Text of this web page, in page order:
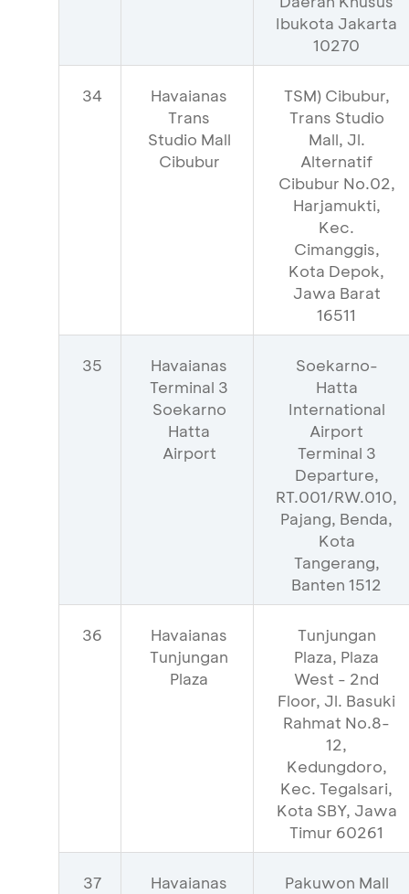
Ibukota Jakarta
10270
34
Havaianas
Trans
Studio Mall
Cibubur
TSM) Cibubur,
Trans Studio
Mall, Jl.
Alternatif
Cibubur No.02,
Harjamukti,
Kec.
Cimanggis,
Kota Depok,
Jawa Barat
16511
35
Havaianas
Terminal 3
Soekarno
Hatta
Airport
Soekarno-
Hatta
International
Airport
Terminal 3
Departure,
RT.001/RW.010,
Pajang, Benda,
Kota
Tangerang,
Banten 1512
36
Havaianas
Tunjungan
Plaza
Tunjungan
Plaza, Plaza
West - 2nd
Floor, Jl. Basuki
Rahmat No.8-
12,
Kedungdoro,
Kec. Tegalsari,
Kota SBY, Jawa
Timur 60261
37
Havaianas
Pakuwon Mall